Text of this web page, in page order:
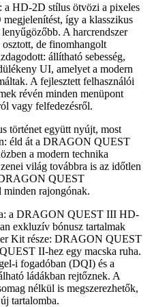
a HD-2D stílus ötvözi a pixeles
megjelenítést, így a klasszikus
A harcrendszer
de finomhangolt
állítható sebesség,
UI, amelyet a modern
A fejlesztett felhasználói
révén minden menüpont
vagy felfedezésről.
történet együtt nyújt, most
éld át a DRAGON QUEST
a modern technika
világ továbbra is az időtlen
QUEST
minden rajongónak.
a DRAGON QUEST III HD-
exkluzív bónusz tartalmak
Kit része: DRAGON QUEST
II-hez egy macska ruha.
i fogadóban (DQI) és a
ládákban rejtőznek. A
nélkül is megszerezhetők,
tartalomba.